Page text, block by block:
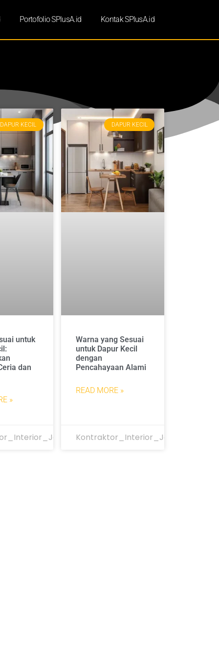
Portofolio SPlusA.id Kontak SPlusA.id
DAPUR KECIL
untuk
dan
»
DAPUR KECIL
Warna yang Sesuai
untuk Dapur Kecil
dengan
Pencahayaan Alami
READ MORE »
Kontraktor_Interior_Jakarta